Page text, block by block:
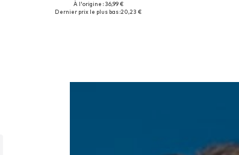
Tailles disponibles: XL
À l'origine : 36,99 €
Dernier prix le plus bas :20,23 €